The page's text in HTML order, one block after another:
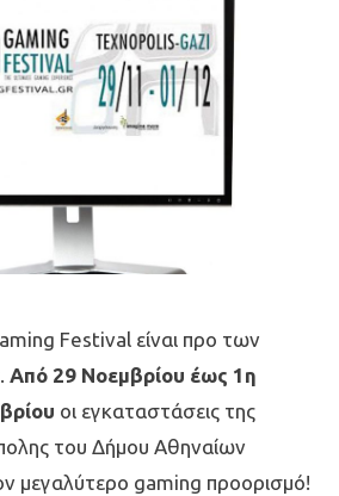
Festival είναι προ των
Από 29 Νοεμβρίου έως 1η
οι εγκαταστάσεις της
του Δήμου Αθηναίων
μεγαλύτερο gaming προορισμό!